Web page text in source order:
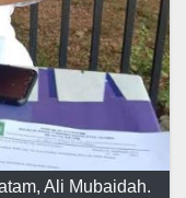
Ali Mubaidah.